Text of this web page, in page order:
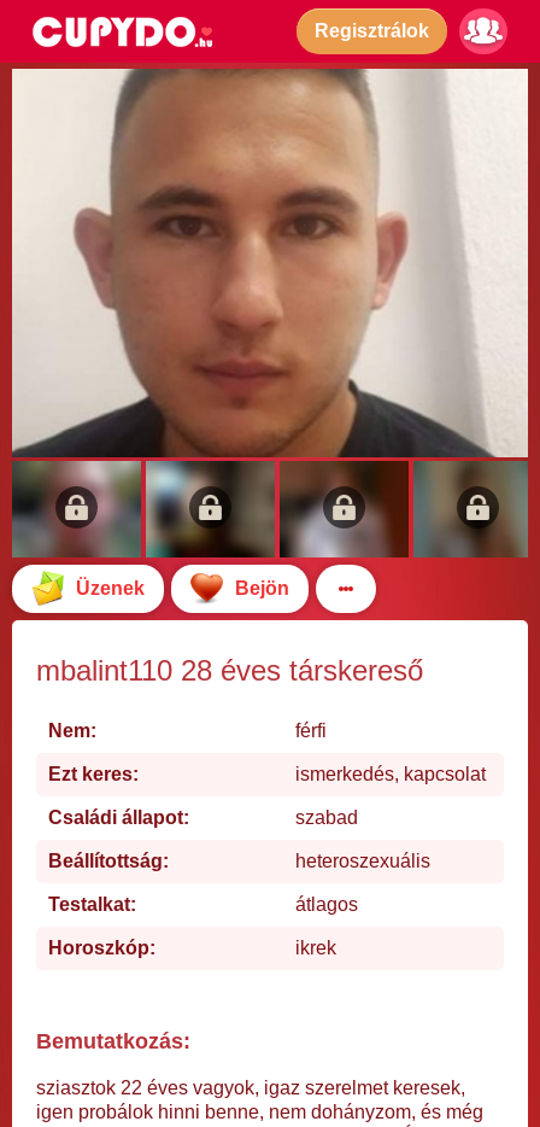
Regisztrálok
Üzenek Bejön
mbalint110 28 éves társkereső
Nem: férfi
Ezt keres: ismerkedés, kapcsolat
Családi állapot: szabad
Beállítottság: heteroszexuális
Testalkat: átlagos
Horoszkóp: ikrek
Bemutatkozás:
sziasztok 22 éves vagyok, igaz szerelmet keresek,
igen probálok hinni benne, nem dohányzom, és még